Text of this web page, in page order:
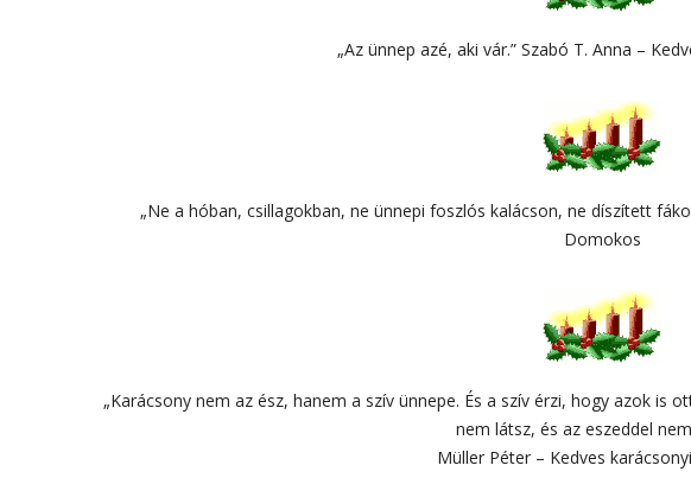
„Az ünnep azé, aki vár.” Szabó T. Anna –
„Ne a hóban, csillagokban, ne ünnepi foszlós kalácson, ne díszített
Domokos
„Karácsony nem az ész, hanem a szív ünnepe. És a szív érzi, hogy azok is
nem látsz, és az eszeddel
Müller Péter – Kedves